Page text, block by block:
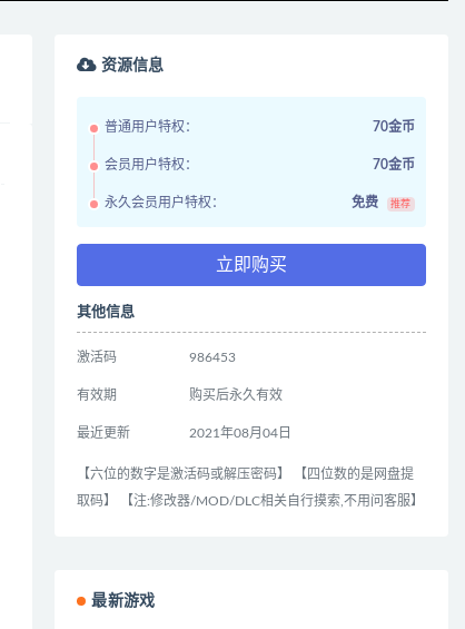
资源信息
普通用户特权： 70金币
会员用户特权： 70金币
永久会员用户特权： 免费 推荐
立即购买
其他信息
激活码 986453
有效期 购买后永久有效
最近更新 2021年08月04日
【六位的数字是激活码或解压密码】 【四位数的是网盘提
取码】 【注:修改器/MOD/DLC相关自行摸索,不用问客服】
最新游戏